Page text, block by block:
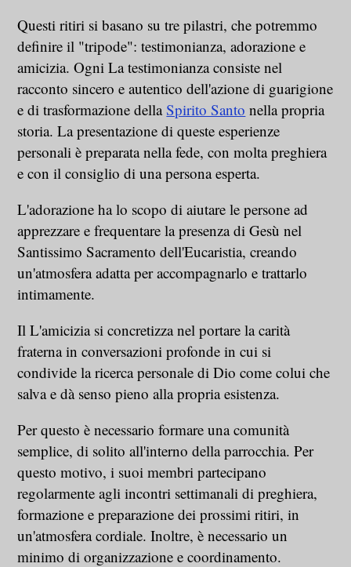
Questi ritiri si basano su tre pilastri, che potremmo
definire il "tripode": testimonianza, adorazione e
amicizia. Ogni La testimonianza consiste nel
racconto sincero e autentico dell'azione di guarigione
e di trasformazione dellaSpirito Santo nella propria
storia. La presentazione di queste esperienze
personali è preparata nella fede, con molta preghiera
e con il consiglio di una persona esperta.
L'adorazione ha lo scopo di aiutare le persone ad
apprezzare e frequentare la presenza di Gesù nel
Santissimo Sacramento dell'Eucaristia, creando
un'atmosfera adatta per accompagnarlo e trattarlo
intimamente.
Il L'amicizia si concretizza nel portare la carità
fraterna in conversazioni profonde in cui si
condivide la ricerca personale di Dio come colui che
salva e dà senso pieno alla propria esistenza.
Per questo è necessario formare una comunità
semplice, di solito all'interno della parrocchia. Per
questo motivo, i suoi membri partecipano
regolarmente agli incontri settimanali di preghiera,
formazione e preparazione dei prossimi ritiri, in
un'atmosfera cordiale. Inoltre, è necessario un
minimo di organizzazione e coordinamento.